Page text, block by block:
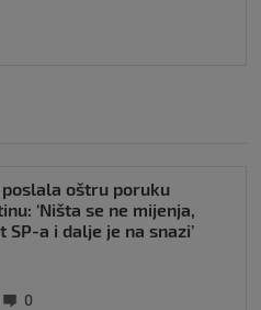
poslala oštru poruku
‘Ništa se ne mijenja,
SP-a i dalje je na snazi’
0